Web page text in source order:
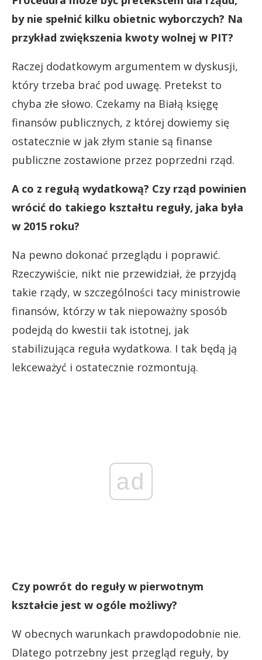
by nie spełnić kilku obietnic wyborczych? Na
przykład zwiększenia kwoty wolnej w PIT?
Raczej dodatkowym argumentem w dyskusji,
który trzeba brać pod uwagę. Pretekst to
chyba złe słowo. Czekamy na Białą księgę
finansów publicznych, z której dowiemy się
ostatecznie w jak złym stanie są finanse
publiczne zostawione przez poprzedni rząd.
A co z regułą wydatkową? Czy rząd powinien
wrócić do takiego kształtu reguły, jaka była
w 2015 roku?
Na pewno dokonać przeglądu i poprawić.
Rzeczywiście, nikt nie przewidział, że przyjdą
takie rządy, w szczególności tacy ministrowie
finansów, którzy w tak niepoważny sposób
podejdą do kwestii tak istotnej, jak
stabilizująca reguła wydatkowa. I tak będą ją
lekceważyć i ostatecznie rozmontują.
ad
Czy powrót do reguły w pierwotnym
kształcie jest w ogóle możliwy?
W obecnych warunkach prawdopodobnie nie.
Dlatego potrzebny jest przegląd reguły, by